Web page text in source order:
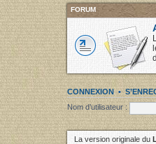
FORUM
CONNEXION•
Nom d’utilisateur :
La version originale du